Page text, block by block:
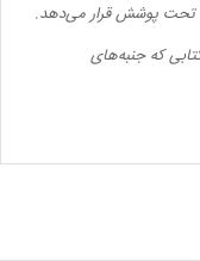
تحت پوشش قرار‌ می‌دهد.
که جنبه‌های